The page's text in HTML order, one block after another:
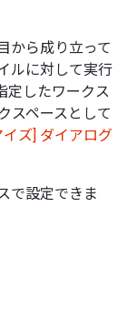
から成り立って
ルに対して実行
定したワークス
スペースとして
イズ] ダイアログ
で設定できま